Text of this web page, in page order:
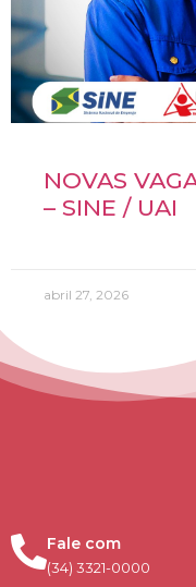
NOVAS
– SINE / UAI
abril 27, 2026
Fale com
(34) 3321-0000